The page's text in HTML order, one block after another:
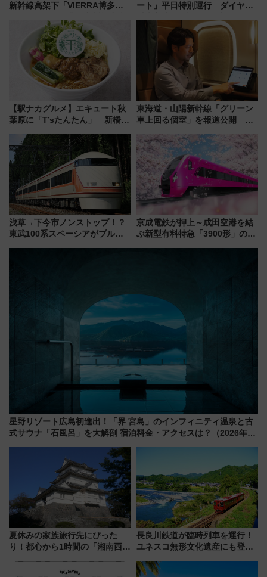
新幹線高架下「VIERRA博多テ
など注目の全6店舗 「博多活憩
通り」も一新
ート」平日特別運行 ダイヤ・
三浦海岸を堪能できるお出かけ
プランもご紹介
【駅ナカグルメ】エキュート秋
葉原に「T’sたんたん」 新橋に
饅」、オムライス専門店「肉と
たまご」新グルメ続々登場！
【2026年8月】
東海道・山陽新幹線「グリーン
車上回る個室」を報道公開 プ
浅草→下今市ノンストップ！？
東武100系スペーシアがブルー
京成電鉄が押上～成田空港を結
ぶ新型有料特急「3900形」のコ
星野リゾート広島初進出！「界 宮島」のインフィニティ温泉と古
式サウナ「石風呂」を大解剖 宿泊料金・アクセスは？（2026年7
夏休みの家族旅行先にぴった
り！都心から1時間の「湘南西エ
島とは異なる魅力を持つ今夏の
長良川鉄道が臨時列車を運行！
ユネスコ無形文化遺産にも登録
に 乗車には予約が必要